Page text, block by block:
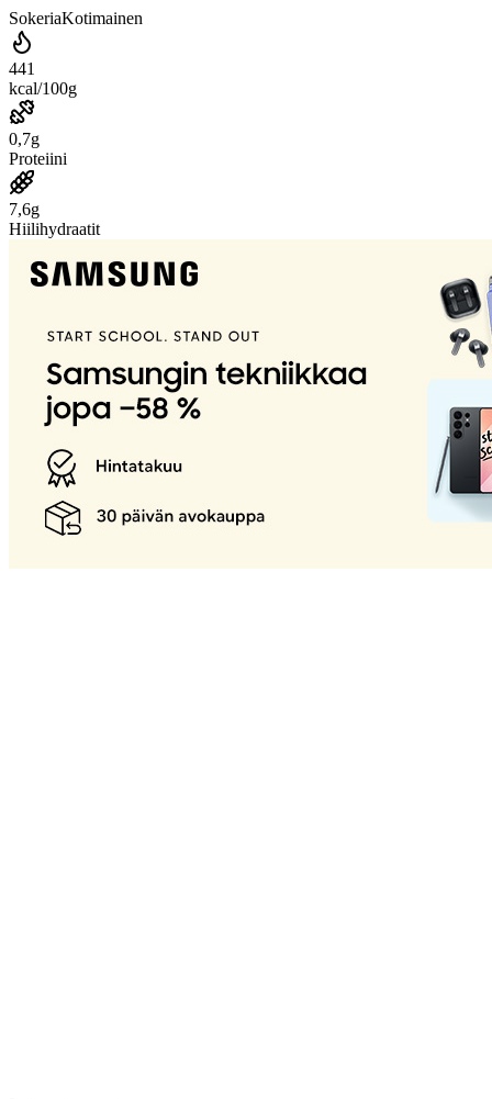
SokeriaKotimainen
441
kcal/100g
0,7g
Proteiini
7,6g
Hiilihydraatit